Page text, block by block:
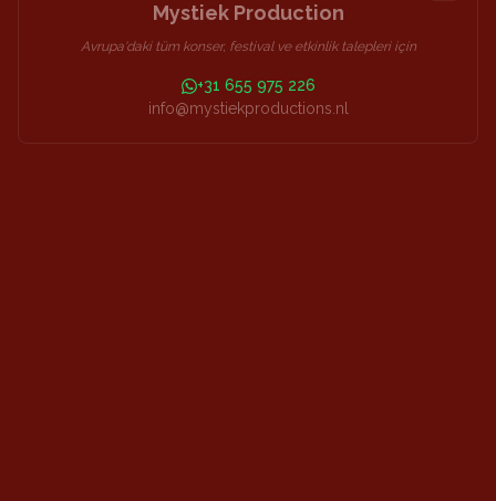
Mystiek Production
Avrupa'daki tüm konser, festival ve etkinlik talepleri için
+31 655 975 226
info@mystiekproductions.nl